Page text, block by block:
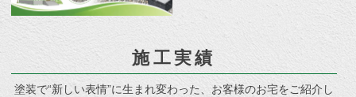
施工実績
塗装で“新しい表情”に生まれ変わった、お客様のお宅をご紹介し